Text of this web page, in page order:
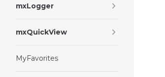
mxLogger
mxQuickView
MyFavorites